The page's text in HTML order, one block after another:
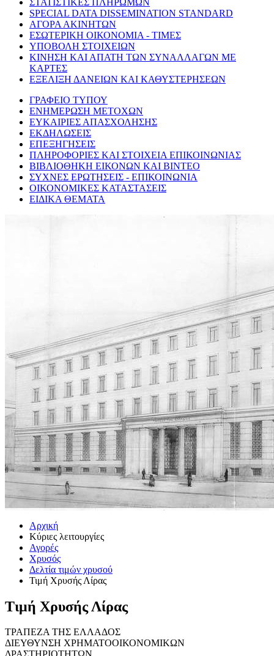
SPECIAL DATA DISSEMINATION STANDARD
ΑΓΟΡΑ ΑΚΙΝΗΤΩΝ
ΕΣΩΤΕΡΙΚΗ ΟΙΚΟΝΟΜΙΑ - ΤΙΜΕΣ
ΥΠΟΒΟΛΗ ΣΤΟΙΧΕΙΩΝ
ΚΙΝΗΣΗ ΚΑΙ ΑΠΑΤΗ ΤΩΝ ΣΥΝΑΛΛΑΓΩΝ ΜΕ
ΚΑΡΤΕΣ
ΕΞΕΛΙΞΗ ΔΑΝΕΙΩΝ ΚΑΙ ΚΑΘΥΣΤΕΡΗΣΕΩΝ
ΓΡΑΦΕΙΟ ΤΥΠΟΥ
ΕΝΗΜΕΡΩΣΗ ΜΕΤΟΧΩΝ
ΕΥΚΑΙΡΙΕΣ ΑΠΑΣΧΟΛΗΣΗΣ
ΕΚΔΗΛΩΣΕΙΣ
ΕΠΕΞΗΓΗΣΕΙΣ
ΠΛΗΡΟΦΟΡΙΕΣ ΚΑΙ ΣΤΟΙΧΕΙΑ ΕΠΙΚΟΙΝΩΝΙΑΣ
ΒΙΒΛΙΟΘΗΚΗ ΕΙΚΟΝΩΝ ΚΑΙ ΒΙΝΤΕΟ
ΣΥΧΝΕΣ ΕΡΩΤΗΣΕΙΣ - ΕΠΙΚΟΙΝΩΝΙΑ
ΟΙΚΟΝΟΜΙΚΕΣ ΚΑΤΑΣΤΑΣΕΙΣ
ΕΙΔΙΚΑ ΘΕΜΑΤΑ
Αρχική
Κύριες λειτουργίες
Αγορές
Χρυσός
Δελτία τιμών χρυσού
Τιμή Χρυσής Λίρας
Τιμή Χρυσής Λίρας
ΤΡΑΠΕΖΑ ΤΗΣ ΕΛΛΑΔΟΣ
ΔΙΕΥΘΥΝΣΗ ΧΡΗΜΑΤΟΟΙΚΟΝΟΜΙΚΩΝ